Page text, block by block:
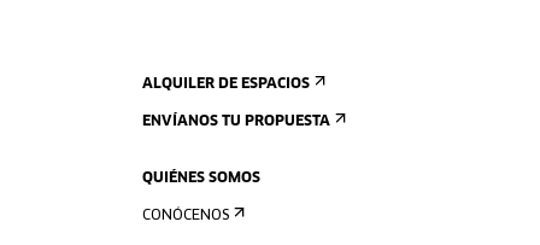
ALQUILER DE ESPACIOS
ENVÍANOS TU PROPUESTA
QUIÉNES SOMOS
CONÓCENOS